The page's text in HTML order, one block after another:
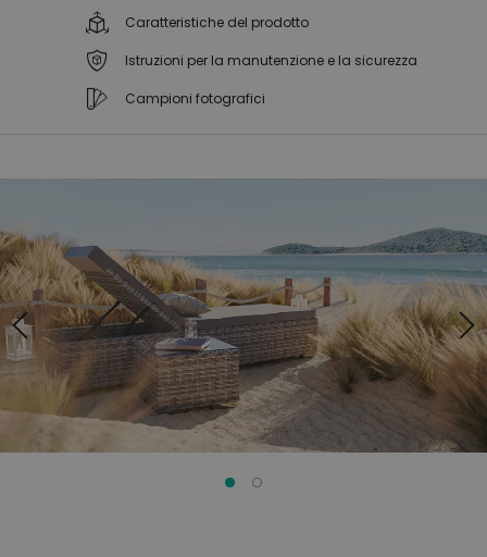
Caratteristiche del prodotto
Istruzioni per la manutenzione e la sicurezza
Campioni fotografici
fine
della
galleria
di
immagini
della
galleria
di
immagini